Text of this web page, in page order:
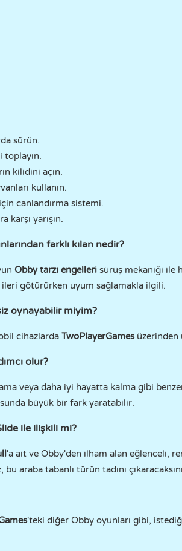
sürün.
toplayın.
kilidini açın.
kullanın.
canlandırma sistemi.
karşı yarışın.
farklı kılan nedir?
Obby tarzı engelleri sürüş mekaniği ile
ileri götürürken uyum sağlamakla ilgili.
oynayabilir miyim?
cihazlarda TwoPlayerGamesüzerinden
olur?
veya daha iyi hayatta kalma gibi
büyük bir fark yaratabilir.
ile ilişkili mi?
'a ait ve Obby'den ilham alan eğlenceli,
bu araba tabanlı türün tadını
'teki diğer Obby oyunları gibi,